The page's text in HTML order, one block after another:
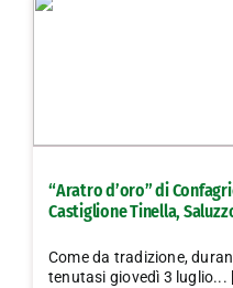
“Aratro d’oro” di
Castiglione Tinella,
Come da tradizione,
tenutasi giovedì 3 luglio...